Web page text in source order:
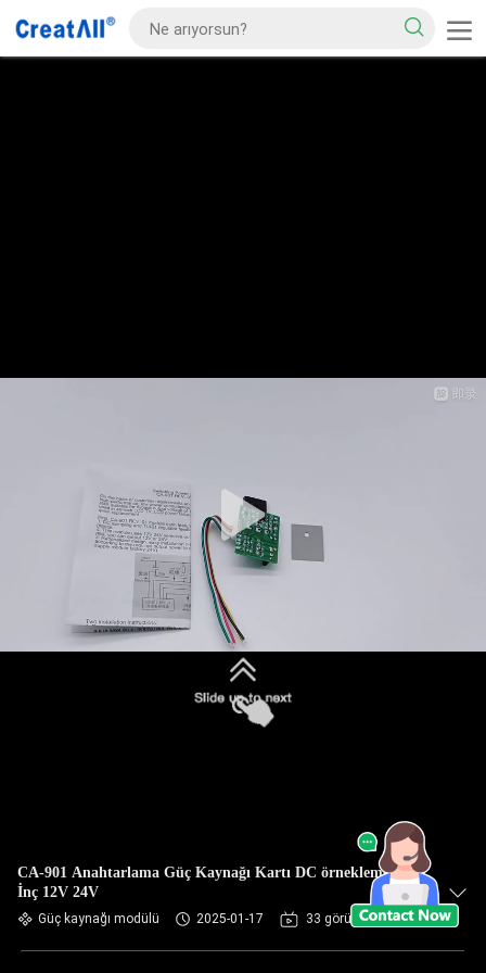
CA-901 Anahtarlama Güç Kaynağı Kartı DC örnekleme 46
İnç 12V 24V
Güç kaynağı modülü 2025-01-17 33 görüşler